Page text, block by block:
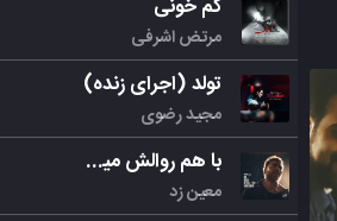
کم خونی
مرتض اشرفی
تولد (اجرای زنده)
مجید رضوی
با هم روالش میکنیم
معین زد